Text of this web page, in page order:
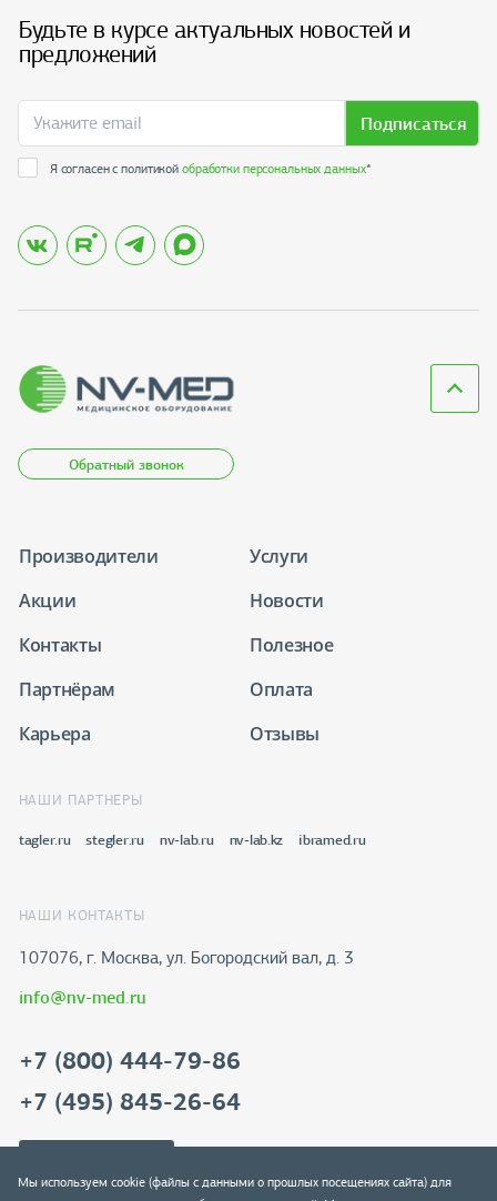
Будьте в курсе актуальных новостей и
предложений
Подписаться
Я согласен с политикойобработки персональных данных*
Обратный звонок
Производители
Услуги
Акции
Новости
Контакты
Полезное
Партнёрам
Оплата
Карьера
Отзывы
НАШИ ПАРТНЕРЫ
tagler.ru stegler.ru nv-lab.ru nv-lab.kz ibramed.ru
НАШИ КОНТАКТЫ
107076, г. Москва, ул. Богородский вал, д. 3
info@nv-med.ru
+7 (800) 444-79-86
+7 (495) 845-26-64
Мы используем cookie (файлы с данными о прошлых посещениях сайта) для